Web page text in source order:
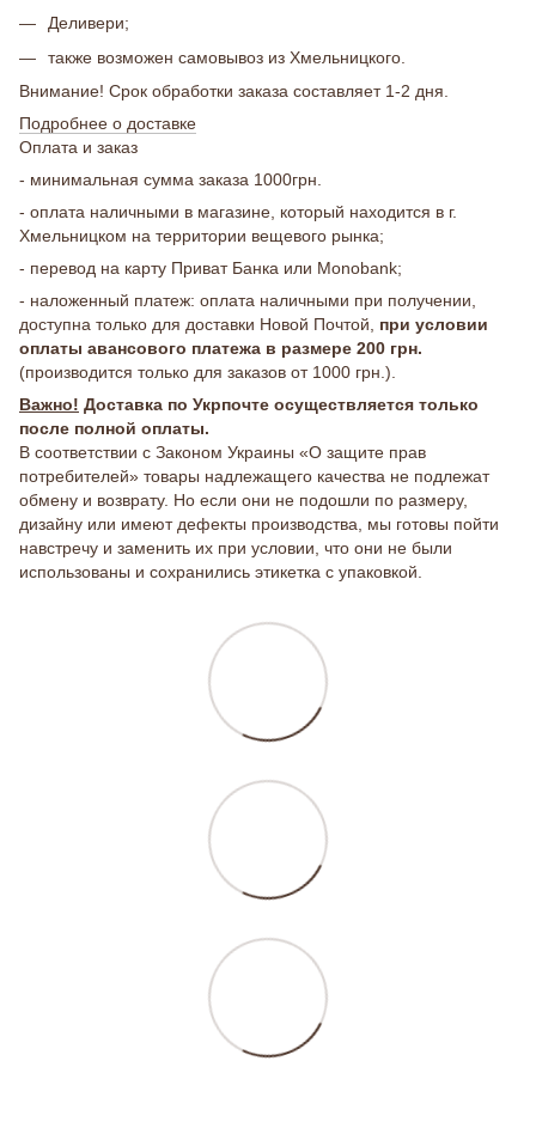
Деливери;
также возможен самовывоз из Хмельницкого.
Внимание! Срок обработки заказа составляет 1-2 дня.
Подробнее о доставке
Оплата и заказ
- минимальная сумма заказа 1000грн.
- оплата наличными в магазине, который находится в г.
Хмельницком на территории вещевого рынка;
- перевод на карту Приват Банка или Monobank;
- наложенный платеж: оплата наличными при получении,
доступна только для доставки Новой Почтой, при условии
оплаты авансового платежа в размере 200 грн.
(производится только для заказов от 1000 грн.).
Важно! Доставка по Укрпочте осуществляется только
после полной оплаты.
В соответствии с Законом Украины «О защите прав
потребителей» товары надлежащего качества не подлежат
обмену и возврату. Но если они не подошли по размеру,
дизайну или имеют дефекты производства, мы готовы пойти
навстречу и заменить их при условии, что они не были
использованы и сохранились этикетка с упаковкой.